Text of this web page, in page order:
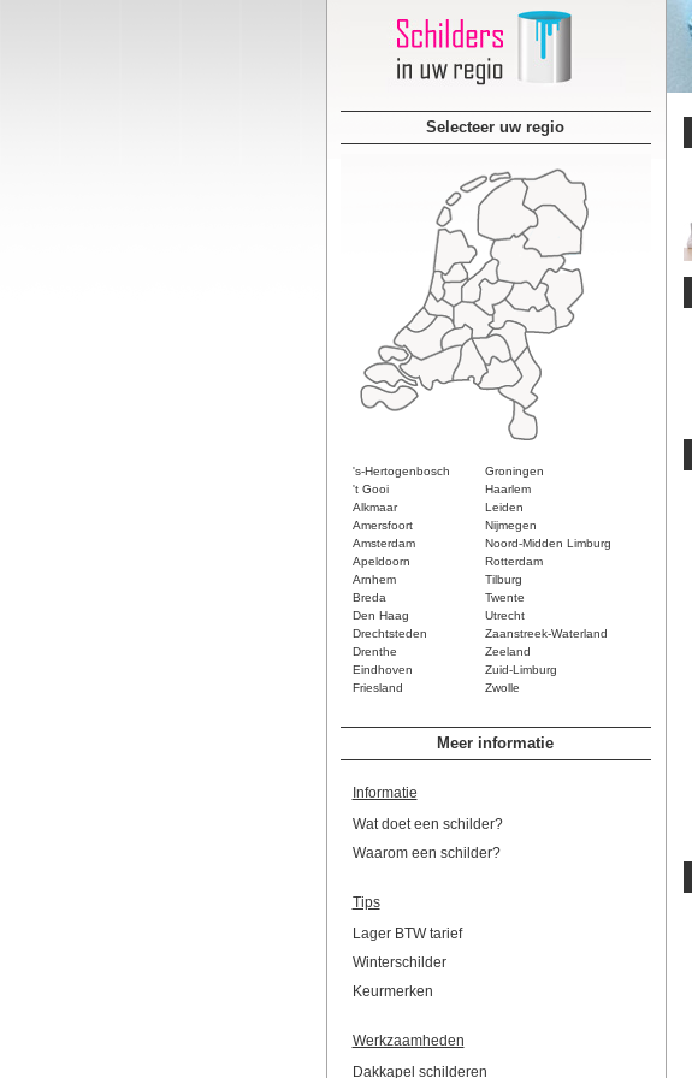
Selecteer uw regio
's-Hertogenbosch
Groningen
't Gooi
Haarlem
Alkmaar
Leiden
Amersfoort
Nijmegen
Amsterdam
Noord-Midden Limburg
Apeldoorn
Rotterdam
Arnhem
Tilburg
Breda
Twente
Den Haag
Utrecht
Drechtsteden
Zaanstreek-Waterland
Drenthe
Zeeland
Eindhoven
Zuid-Limburg
Friesland
Zwolle
Meer informatie
Informatie
Wat doet een schilder?
Waarom een schilder?
Tips
Lager BTW tarief
Winterschilder
Keurmerken
Werkzaamheden
Dakkapel schilderen